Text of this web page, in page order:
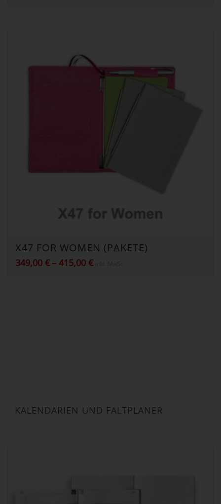
X47 FOR WOMEN (PAKETE)
349,00 € – 415,00 €Preisspanne:
KALENDARIEN UND FALTPLANER